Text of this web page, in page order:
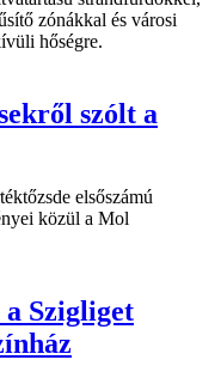
zónákkal és városi
hőségre.
szólt a
elsőszámú
közül a Mol
Szigliget